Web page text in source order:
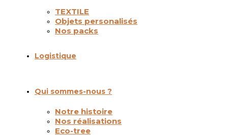
TEXTILE
Objets personalisés
Nos packs
Logistique
Qui sommes-nous ?
Notre histoire
Nos réalisations
Eco-tree